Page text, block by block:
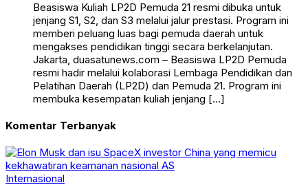
Beasiswa Kuliah LP2D Pemuda 21 resmi dibuka untuk
jenjang S1, S2, dan S3 melalui jalur prestasi. Program ini
memberi peluang luas bagi pemuda daerah untuk
mengakses pendidikan tinggi secara berkelanjutan.
Jakarta, duasatunews.com – Beasiswa LP2D Pemuda
resmi hadir melalui kolaborasi Lembaga Pendidikan dan
Pelatihan Daerah (LP2D) dan Pemuda 21. Program ini
membuka kesempatan kuliah jenjang […]
Komentar Terbanyak
Internasional